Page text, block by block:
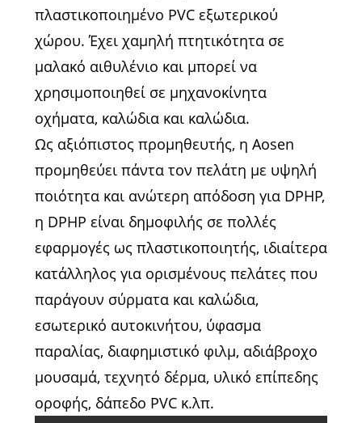
πλαστικοποιημένο PVC εξωτερικού
χώρου. Έχει χαμηλή πτητικότητα σε
μαλακό αιθυλένιο και μπορεί να
χρησιμοποιηθεί σε μηχανοκίνητα
οχήματα, καλώδια και καλώδια.
Ως αξιόπιστος προμηθευτής, η Aosen
προμηθεύει πάντα τον πελάτη με υψηλή
ποιότητα και ανώτερη απόδοση για DPHP,
η DPHP είναι δημοφιλής σε πολλές
εφαρμογές ως πλαστικοποιητής, ιδιαίτερα
κατάλληλος για ορισμένους πελάτες που
παράγουν σύρματα και καλώδια,
εσωτερικό αυτοκινήτου, ύφασμα
παραλίας, διαφημιστικό φιλμ, αδιάβροχο
μουσαμά, τεχνητό δέρμα, υλικό επίπεδης
οροφής, δάπεδο PVC κ.λπ.